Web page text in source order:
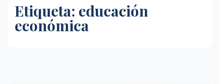
Etiqueta: educación
económica